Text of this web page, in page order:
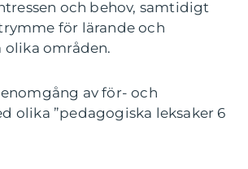
och behov, samtidigt
för lärande och
områden.
av för- och
olika ”pedagogiska leksaker 6